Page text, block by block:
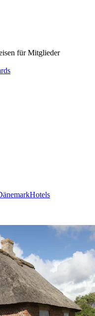
für Mitglieder
Hotels